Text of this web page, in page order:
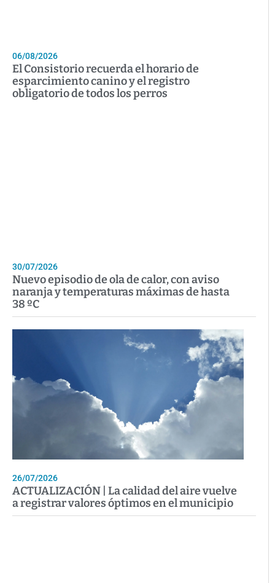
06/08/2026
El Consistorio recuerda el horario de
esparcimiento canino y el registro
obligatorio de todos los perros
30/07/2026
Nuevo episodio de ola de calor, con aviso
naranja y temperaturas máximas de hasta
38 ºC
26/07/2026
ACTUALIZACIÓN | La calidad del aire vuelve
a registrar valores óptimos en el municipio